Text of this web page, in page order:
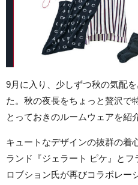
9月に入り、少しずつ秋の気配
た。秋の夜長をちょっと贅沢で
とっておきのルームウェアを紹
キュートなデザインの抜群の着
ランド『ジェラート ピケ』とフ
ロブション氏が再びコラボレー